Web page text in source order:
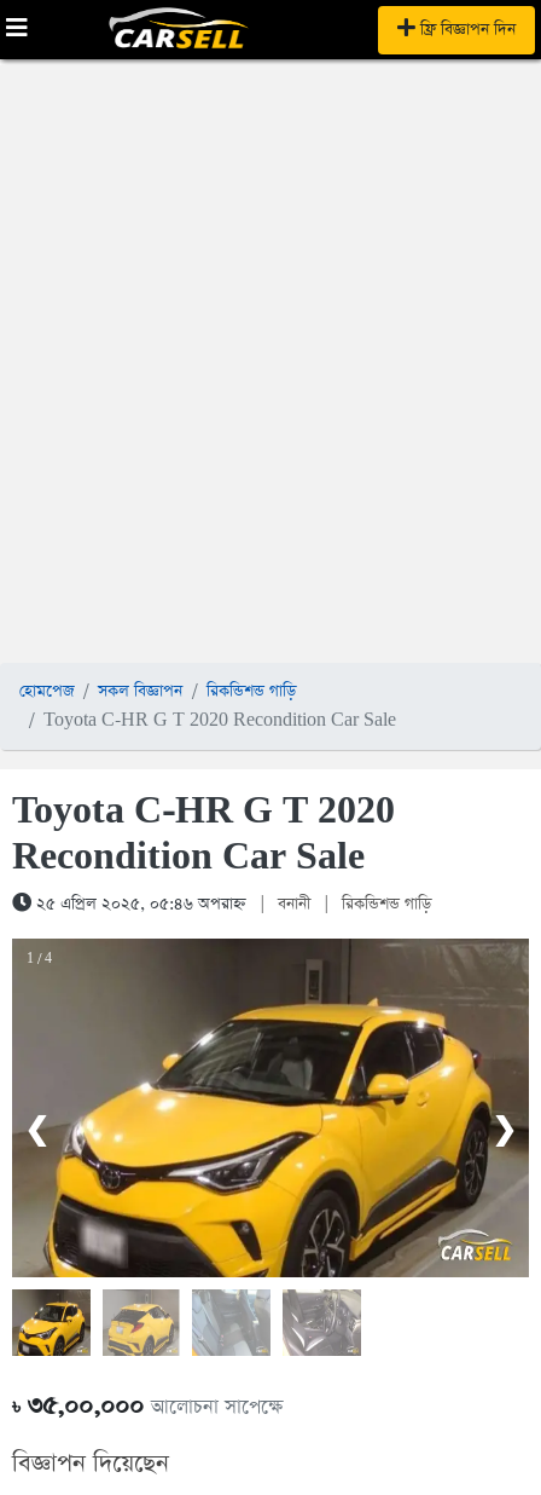
ফ্রি বিজ্ঞাপন দিন
হোমপেজ সকল বিজ্ঞাপন
রিকন্ডিশন্ড গাড়ি
Toyota C-HR G T 2020 Recondition Car Sale
Toyota C-HR G T 2020
Recondition Car Sale
২৫ এপ্রিল ২০২৫, ০৫:৪৬ অপরাহ্ন বনানী রিকন্ডিশন্ড গাড়ি
1 / 4
❮ ❯
৳৩৫,০০,০০০আলোচনা সাপেক্ষে
বিজ্ঞাপন দিয়েছেন